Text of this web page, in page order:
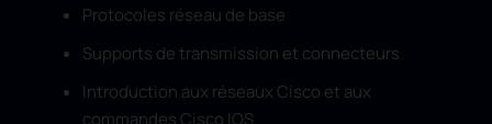
Protocoles réseau de base
Supports de transmission et connecteurs
Introduction aux réseaux Cisco et aux
commandes Cisco IOS